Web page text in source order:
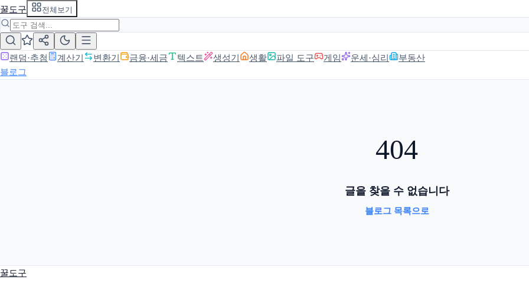
꿀도구 전체보기
랜덤·추첨 계산기 변환기 금융·세금 텍스트 생성기 생활 파일 도구 게임 운세·심리
부동산
블로그
404
글을 찾을 수 없습니다
블로그 목록으로
꿀도구